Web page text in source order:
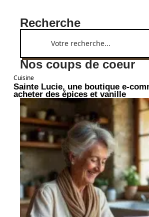
Recherche
Nos coups de coeur
Cuisine
Sainte Lucie, une boutique e-
acheter des épices et vanille